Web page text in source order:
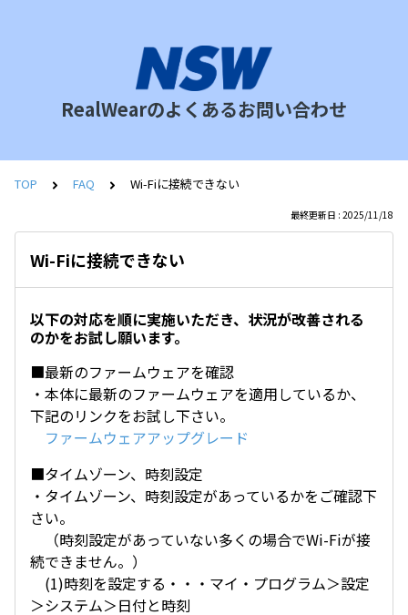
RealWearのよくあるお問い合わせ
TOP FAQ Wi-Fiに接続できない
最終更新日 : 2025/11/18
Wi-Fiに接続できない
以下の対応を順に実施いただき、状況が改善される
のかをお試し願います。
■最新のファームウェアを確認
・本体に最新のファームウェアを適用しているか、
下記のリンクをお試し下さい。
ファームウェアアップグレード
■タイムゾーン、時刻設定
・タイムゾーン、時刻設定があっているかをご確認下
さい。
（時刻設定があっていない多くの場合でWi-Fiが接
続できません。）
(1)時刻を設定する・・・マイ・プログラム＞設定
＞システム＞日付と時刻